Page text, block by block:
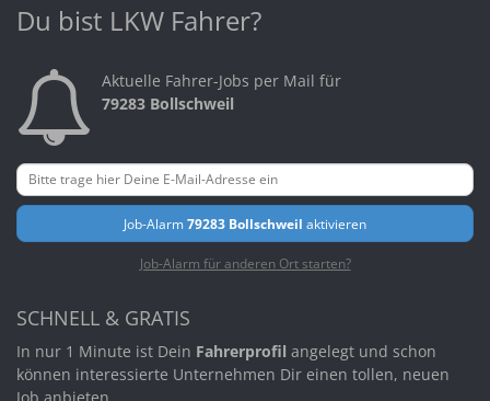
Du bist LKW Fahrer?
Aktuelle Fahrer-Jobs per Mail für
79283 Bollschweil
Job-Alarm79283 Bollschweil aktivieren
Job-Alarm für anderen Ort starten?
SCHNELL & GRATIS
In nur 1 Minute ist Dein Fahrerprofil angelegt und schon
können interessierte Unternehmen Dir einen tollen, neuen